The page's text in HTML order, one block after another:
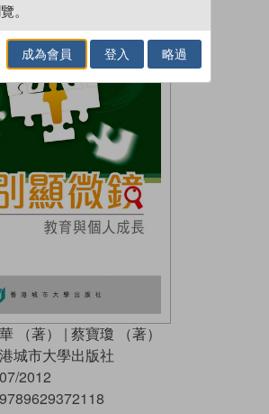
（著） | 蔡寶瓊 （著）
城市大學出版社
07/2012
9789629372118
。
成為會員 登入 略過